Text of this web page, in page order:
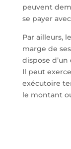
peuvent
se payer
Par ailleurs,
marge de
dispose d’un
Il peut
exécutoire
le montant